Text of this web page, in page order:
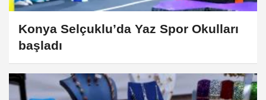
Konya Selçuklu’da Yaz Spor Okulları
başladı